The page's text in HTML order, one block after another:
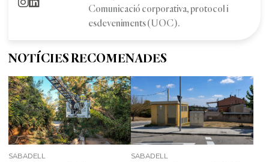
Comunicació corporativa, protocol i
esdeveniments (UOC).
NOTÍCIES RECOMENADES
SABADELL SABADELL